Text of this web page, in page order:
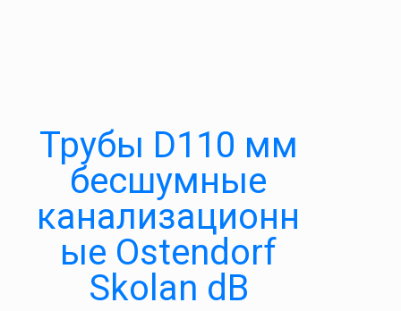
Трубы D110 мм
бесшумные
канализационн
ые Ostendorf
Skolan dB